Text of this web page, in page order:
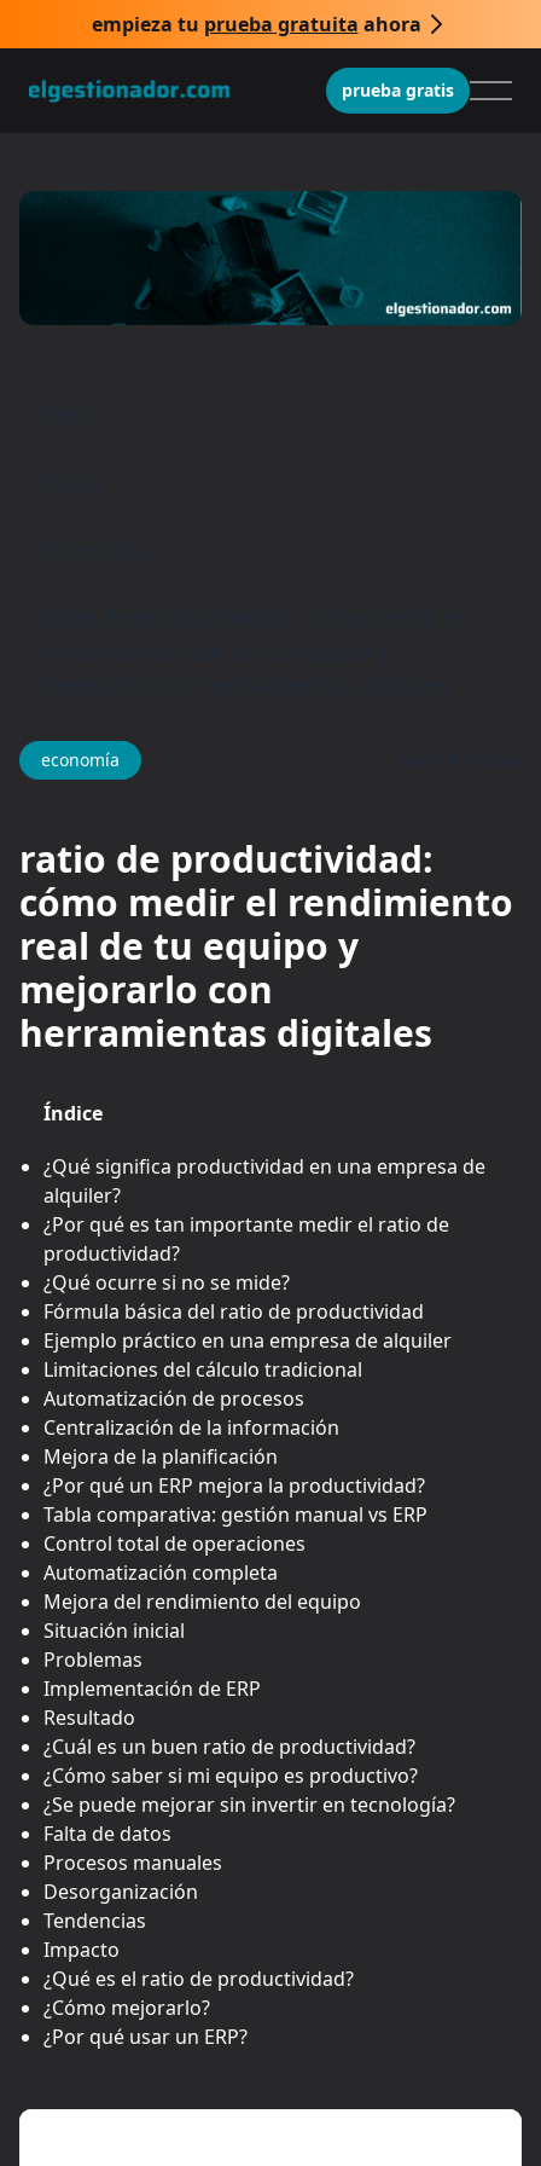
empieza tu prueba gratuita ahora
prueba gratis
economía
ratio de productividad:
cómo medir el rendimiento
real de tu equipo y
mejorarlo con
herramientas digitales
Índice
¿Qué significa productividad en una empresa de
alquiler?
¿Por qué es tan importante medir el ratio de
productividad?
¿Qué ocurre si no se mide?
Fórmula básica del ratio de productividad
Ejemplo práctico en una empresa de alquiler
Limitaciones del cálculo tradicional
Automatización de procesos
Centralización de la información
Mejora de la planificación
¿Por qué un ERP mejora la productividad?
Tabla comparativa: gestión manual vs ERP
Control total de operaciones
Automatización completa
Mejora del rendimiento del equipo
Situación inicial
Problemas
Implementación de ERP
Resultado
¿Cuál es un buen ratio de productividad?
¿Cómo saber si mi equipo es productivo?
¿Se puede mejorar sin invertir en tecnología?
Falta de datos
Procesos manuales
Desorganización
Tendencias
Impacto
¿Qué es el ratio de productividad?
¿Cómo mejorarlo?
¿Por qué usar un ERP?